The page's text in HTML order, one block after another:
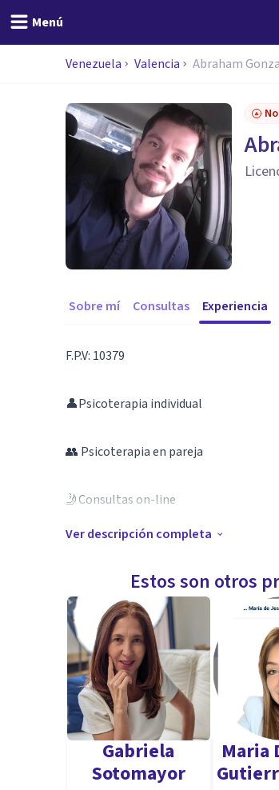
Menú
Venezuela Valencia Abraham
Sobre mí Consultas Experiencia
F.P.V: 10379
👤Psicoterapia individual
👥 Psicoterapia en pareja
🤳Consultas on-line
Whatsapp: (+58) 414-424-3952.
Instagram y Tik Tok:
Facebook:
Correo: psicomomento90
Ver descripción completa
Estos son otros
Gabriela
Sotomayor
Maria